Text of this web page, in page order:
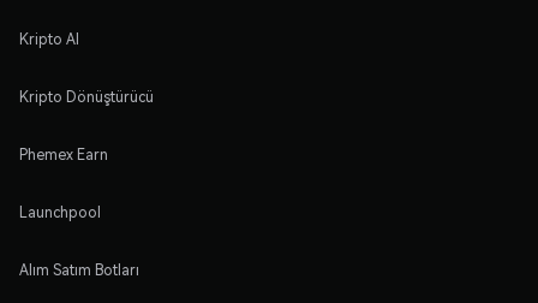
Kripto Al
Kripto Dönüştürücü
Phemex Earn
Launchpool
Alım Satım Botları